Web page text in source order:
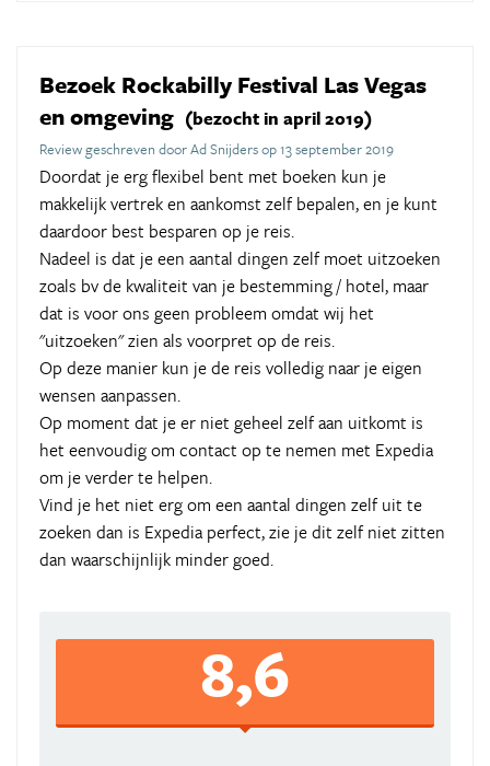
Bezoek Rockabilly Festival Las Vegas
en omgeving (bezocht in april 2019)
Review geschreven door Ad Snijders op 13 september 2019
Doordat je erg flexibel bent met boeken kun je
makkelijk vertrek en aankomst zelf bepalen, en je kunt
daardoor best besparen op je reis.
Nadeel is dat je een aantal dingen zelf moet uitzoeken
zoals bv de kwaliteit van je bestemming / hotel, maar
dat is voor ons geen probleem omdat wij het
"uitzoeken" zien als voorpret op de reis.
Op deze manier kun je de reis volledig naar je eigen
wensen aanpassen.
Op moment dat je er niet geheel zelf aan uitkomt is
het eenvoudig om contact op te nemen met Expedia
om je verder te helpen.
Vind je het niet erg om een aantal dingen zelf uit te
zoeken dan is Expedia perfect, zie je dit zelf niet zitten
dan waarschijnlijk minder goed.
8,6